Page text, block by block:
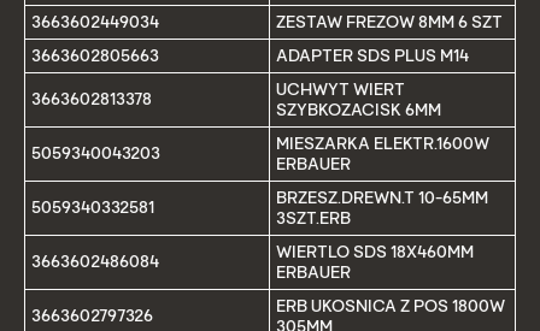
3663602449034
ZESTAW FREZOW 8MM 6 SZT
3663602805663
ADAPTER SDS PLUS M14
3663602813378
UCHWYT WIERT
SZYBKOZACISK 6MM
5059340043203
MIESZARKA ELEKTR.1600W
ERBAUER
5059340332581
BRZESZ.DREWN.T 10-65MM
3SZT.ERB
3663602486084
WIERTLO SDS 18X460MM
ERBAUER
3663602797326
ERB UKOSNICA Z POS 1800W
305MM